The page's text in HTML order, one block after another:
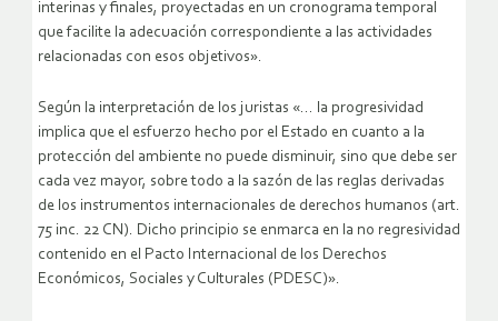
interinas y finales, proyectadas en un cronograma temporal
que facilite la adecuación correspondiente a las actividades
relacionadas con esos objetivos».
Según la interpretación de los juristas «… la progresividad
implica que el esfuerzo hecho por el Estado en cuanto a la
protección del ambiente no puede disminuir, sino que debe ser
cada vez mayor, sobre todo a la sazón de las reglas derivadas
de los instrumentos internacionales de derechos humanos (art.
75 inc. 22 CN). Dicho principio se enmarca en la no regresividad
contenido en el Pacto Internacional de los Derechos
Económicos, Sociales y Culturales (PDESC)».